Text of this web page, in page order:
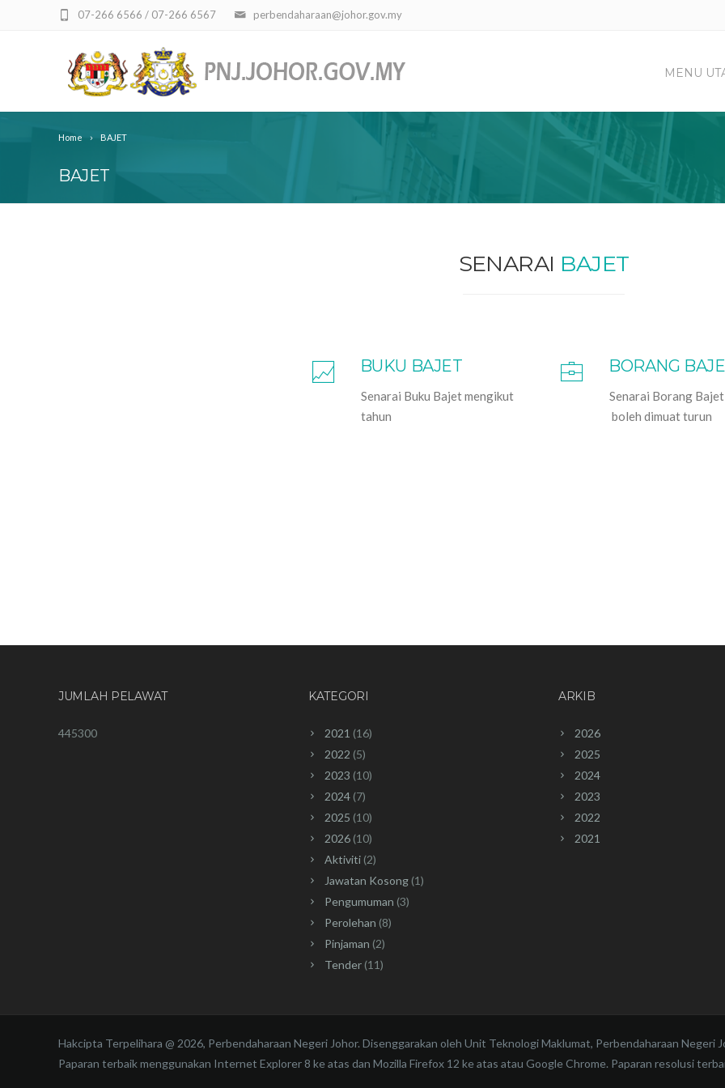
perbendaharaan@johor.gov.my
07-266 6566 / 07-266 6567
MENU
Home BAJET
BAJET
SENARAI BAJET
BUKU BAJET
Senarai Buku Bajet mengikut
tahun
BORANG
Senarai Borang
boleh dimuat turun
JUMLAH PELAWAT
445300
KATEGORI
2021 (16)
2022 (5)
2023 (10)
2024 (7)
2025 (10)
2026 (10)
Aktiviti (2)
Jawatan Kosong (1)
Pengumuman (3)
Perolehan (8)
Pinjaman (2)
Tender (11)
ARKIB
2026
2025
2024
2023
2022
2021
Hakcipta Terpelihara @ 2026, Perbendaharaan Negeri Johor. Disenggarakan oleh Unit Teknologi Maklumat, Perbendaharaan Negeri
Paparan terbaik menggunakan Internet Explorer 8 ke atas dan Mozilla Firefox 12 ke atas atau Google Chrome. Paparan resolusi